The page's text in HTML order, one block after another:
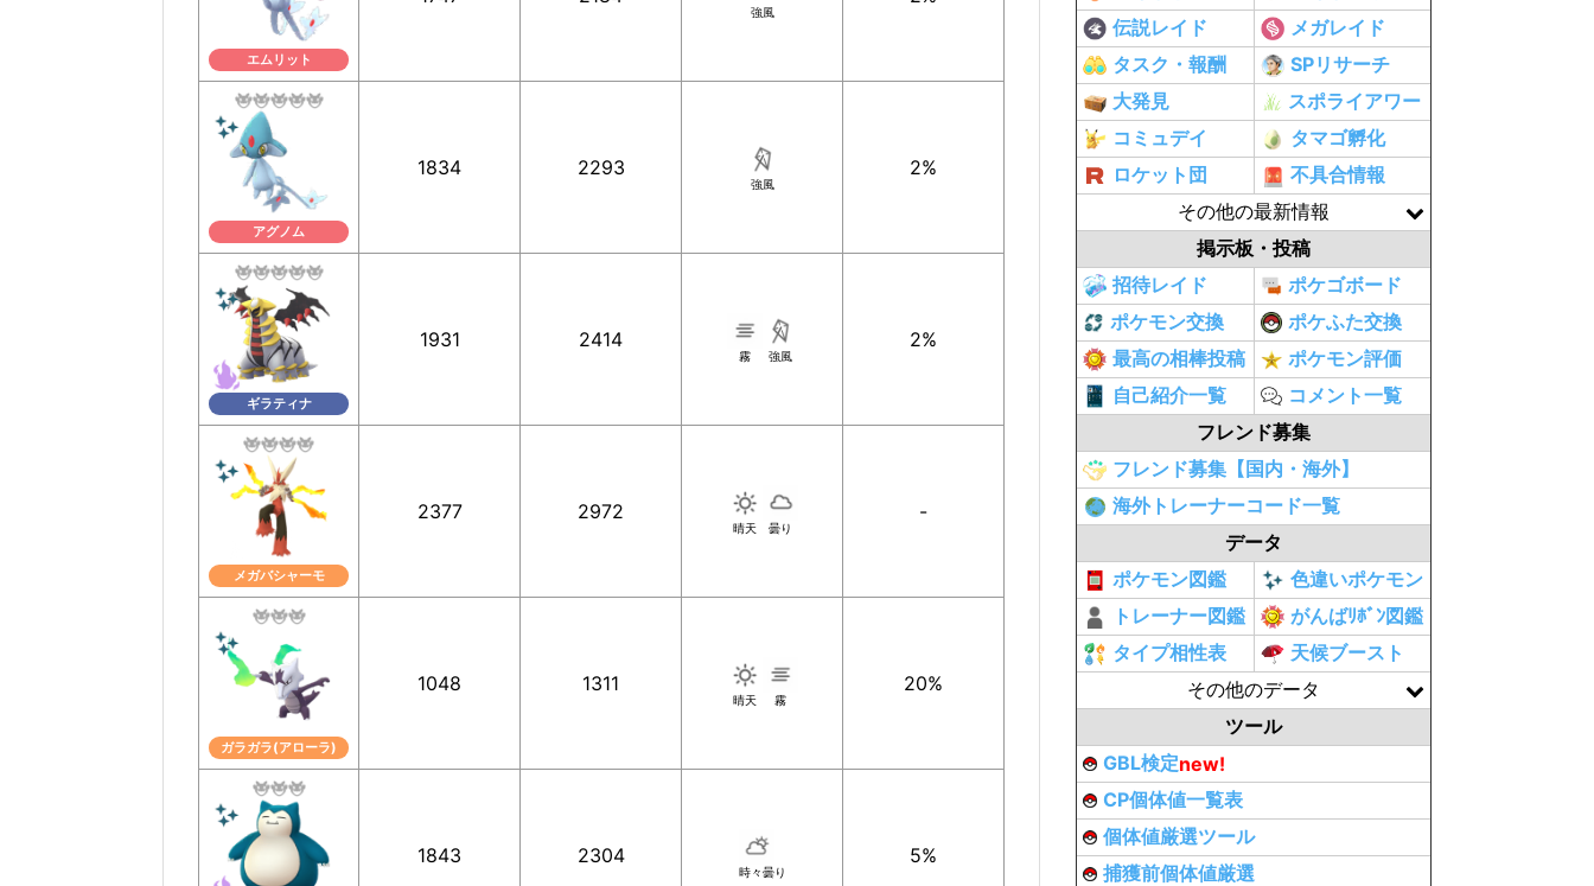
エムリット
強風
アグノム
1834 2293
強風
2%
ギラティナ
1931 2414
霧 強風
2%
メガバシャーモ
2377 2972
晴天 曇り
-
ガラガラ(アローラ)
1048 1311
晴天 霧
20%
1843 2304
時々曇り
5%
伝説レイド
メガレイド
タスク・報酬
SPリサーチ
大発見
スポライアワー
コミュデイ
タマゴ孵化
ロケット団
不具合情報
その他の最新情報
掲示板・投稿
招待レイド
ポケゴボード
ポケモン交換
ポケふた交換
最高の相棒投稿
ポケモン評価
自己紹介一覧
コメント一覧
フレンド募集
フレンド募集【国内・海外】
海外トレーナーコード一覧
データ
ポケモン図鑑
色違いポケモン
トレーナー図鑑
がんばﾘﾎﾞﾝ図鑑
タイプ相性表
天候ブースト
その他のデータ
ツール
GBL検定new!
CP個体値一覧表
個体値厳選ツール
捕獲前個体値厳選